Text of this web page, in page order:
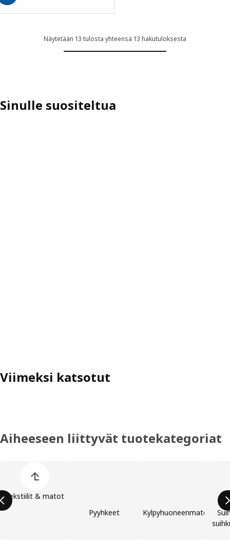
Näytetään 13 tulosta yhteensä 13 hakutuloksesta
Sinulle suositeltua
Viimeksi katsotut
Aiheeseen liittyvät tuotekategoriat
Tekstiilit & matot
Pyyhkeet
Kylpyhuoneenmatot